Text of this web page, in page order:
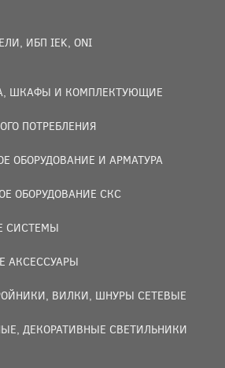
ИБП IEK, ONI
ШКАФЫ И КОМПЛЕКТУЮЩИЕ
ПОТРЕБЛЕНИЯ
ОБОРУДОВАНИЕ И АРМАТУРА
ОБОРУДОВАНИЕ СКС
СИСТЕМЫ
АКСЕССУАРЫ
ВИЛКИ, ШНУРЫ СЕТЕВЫЕ
ДЕКОРАТИВНЫЕ СВЕТИЛЬНИКИ